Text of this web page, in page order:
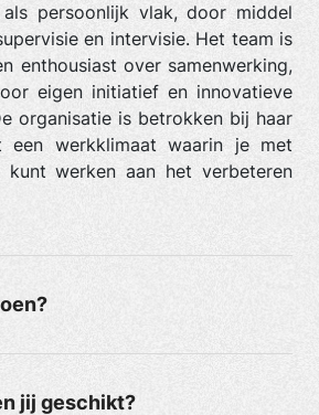
persoonlijk vlak, door middel
en intervisie. Het team is
enthousiast over samenwerking,
eigen initiatief en innovatieve
organisatie is betrokken bij haar
een werkklimaat waarin je met
kunt werken aan het verbeteren
jij geschikt?